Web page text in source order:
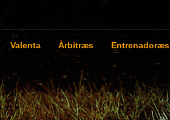
Valenta Àrbitræs Entrenadoræs